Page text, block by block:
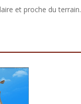
et proche du terrain.